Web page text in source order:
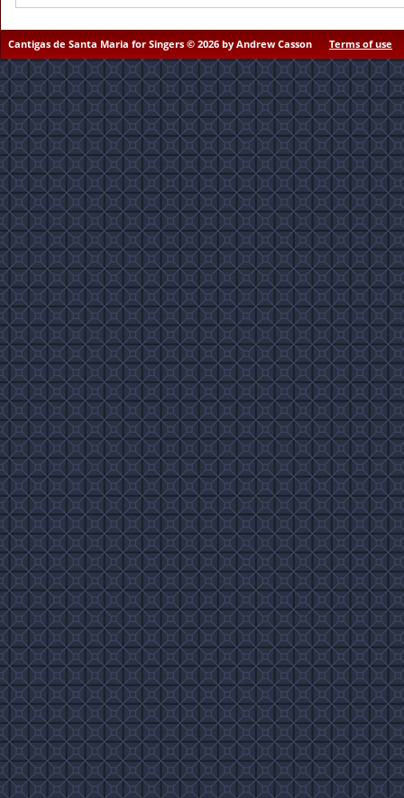
Cantigas de Santa Maria for Singers © 2026 by Andrew Casson Terms of use